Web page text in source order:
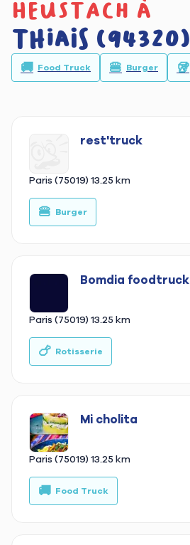
heustach à
Thiais (94320)
🚚 Food Truck 🍔 Burger 🥡
rest'truck
Paris (75019) 13.25 km
🍔 Burger
Bomdia foodtruck
Paris (75019) 13.25 km
🍗 Rotisserie
Mi cholita
Paris (75019) 13.25 km
🚚 Food Truck